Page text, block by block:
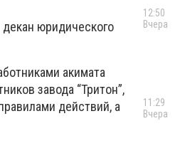
юридического
акимата
завода “Тритон”,
действий, а
12:50
Вчера
11:29
Вчера